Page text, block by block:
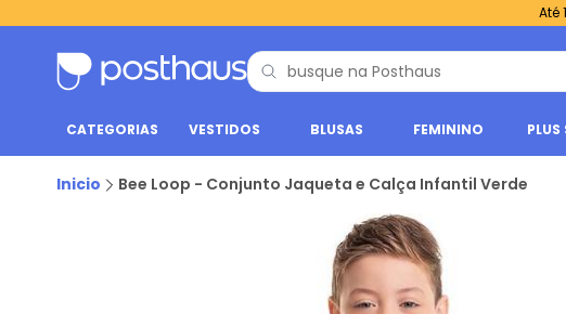
Até
CATEGORIAS VESTIDOS BLUSAS FEMININO PLUS
Inicio Bee Loop - Conjunto Jaqueta e Calça Infantil Verde